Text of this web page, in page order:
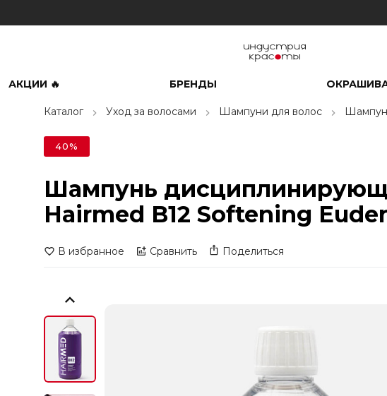
АКЦИИ 🔥 БРЕНДЫ
Каталог Уход за волосами Шампуни для волос
40%
Шампунь
Hairmed B12 Softening
В избранное Сравнить Поделиться